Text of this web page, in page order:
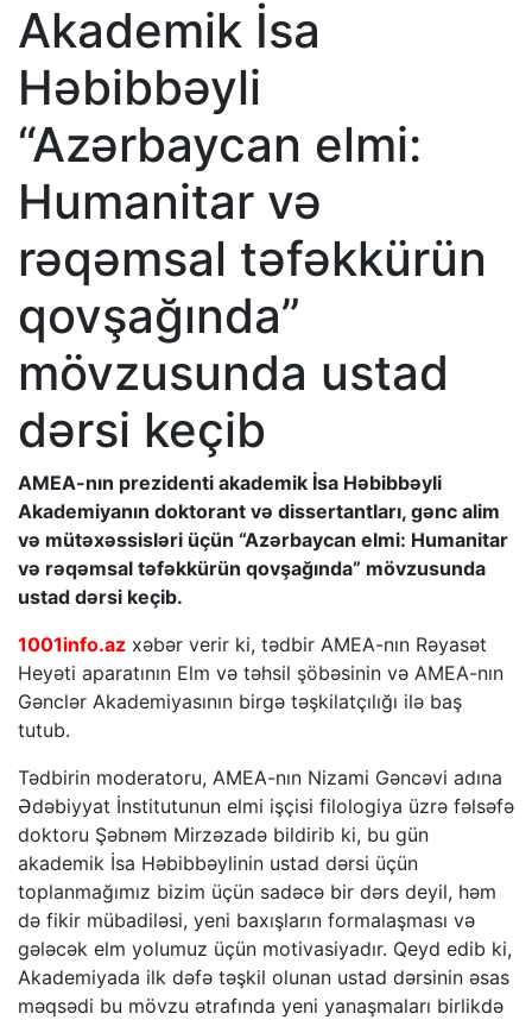
Akademik İsa
Həbibbəyli
“Azərbaycan elmi:
Humanitar və
rəqəmsal təfəkkürün
qovşağında”
mövzusunda ustad
dərsi keçib
AMEA-nın prezidenti akademik İsa Həbibbəyli
Akademiyanın doktorant və dissertantları, gənc alim
və mütəxəssisləri üçün “Azərbaycan elmi: Humanitar
və rəqəmsal təfəkkürün qovşağında” mövzusunda
ustad dərsi keçib.
1001info.az xəbər verir ki, tədbir AMEA-nın Rəyasət
Heyəti aparatının Elm və təhsil şöbəsinin və AMEA-nın
Gənclər Akademiyasının birgə təşkilatçılığı ilə baş
tutub.
Tədbirin moderatoru, AMEA-nın Nizami Gəncəvi adına
Ədəbiyyat İnstitutunun elmi işçisi filologiya üzrə fəlsəfə
doktoru Şəbnəm Mirzəzadə bildirib ki, bu gün
akademik İsa Həbibbəylinin ustad dərsi üçün
toplanmağımız bizim üçün sadəcə bir dərs deyil, həm
də fikir mübadiləsi, yeni baxışların formalaşması və
gələcək elm yolumuz üçün motivasiyadır. Qeyd edib ki,
Akademiyada ilk dəfə təşkil olunan ustad dərsinin əsas
məqsədi bu mövzu ətrafında yeni yanaşmaları birlikdə